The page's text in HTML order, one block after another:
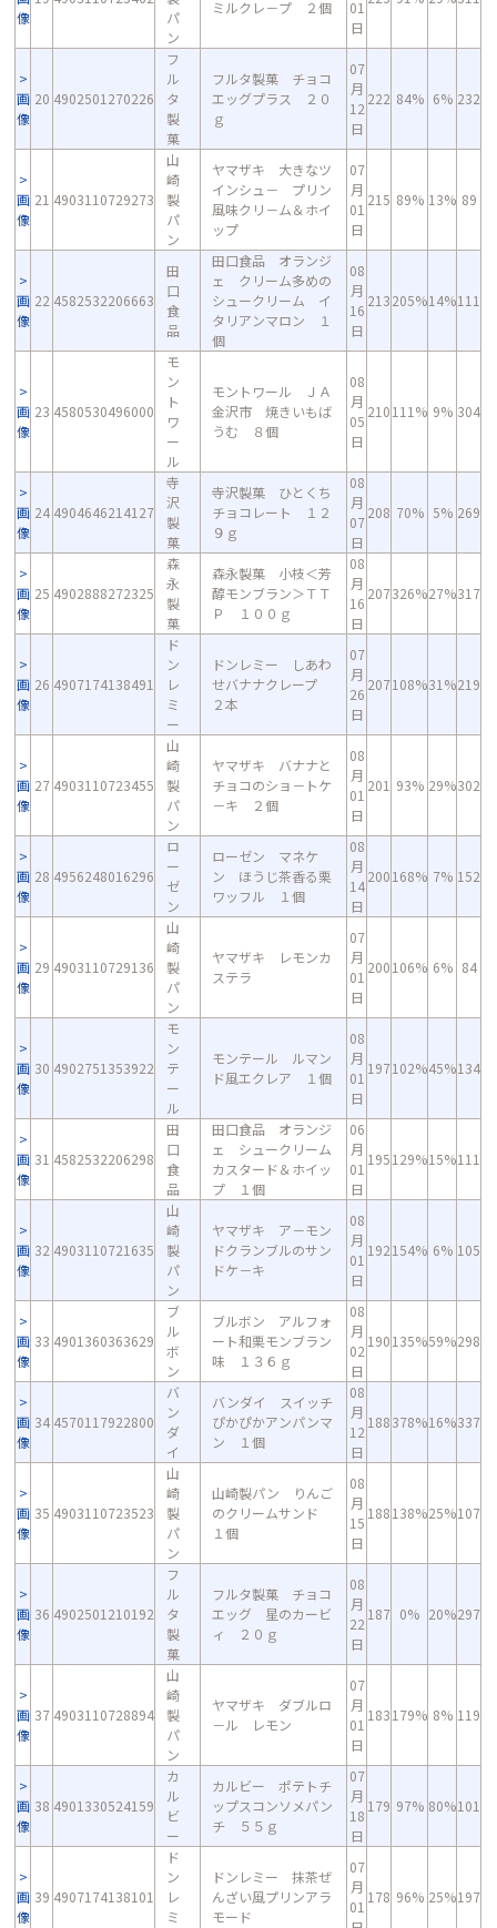
像
パ
ン
ミルクレ－プ ２個
01
日
画
像
20 4902501270226
フ
ル
タ
製
菓
フルタ製菓 チョコ
エッグプラス ２０
ｇ
07
月
12
日
222 84% 6% 232
画
像
21 4903110729273
山
崎
製
パ
ン
ヤマザキ 大きなツ
インシュ－ プリン
風味クリ－ム＆ホイ
ップ
07
月
01
日
215 89% 13% 89
画
像
22 4582532206663
田
口
食
品
田口食品 オランジ
ェ クリーム多めの
シュークリーム イ
タリアンマロン １
個
08
月
16
日
213205%14%111
画
像
23 4580530496000
モ
ン
ト
ワ
ー
ル
モントワール ＪＡ
金沢市 焼きいもば
うむ ８個
08
月
05
日
210111% 9% 304
画
像
24 4904646214127
寺
沢
製
菓
寺沢製菓 ひとくち
チョコレート １２
９ｇ
08
月
07
日
208 70% 5% 269
画
像
25 4902888272325
森
永
製
菓
森永製菓 小枝＜芳
醇モンブラン＞ＴＴ
Ｐ １００ｇ
08
月
16
日
207326%27%317
画
像
26 4907174138491
ド
ン
レ
ミ
ー
ドンレミー しあわ
せバナナクレープ
２本
07
月
26
日
207108%31%219
画
像
27 4903110723455
山
崎
製
パ
ン
ヤマザキ バナナと
チョコのショ－トケ
－キ ２個
08
月
01
日
201 93% 29%302
画
像
28 4956248016296
ロ
ー
ゼ
ン
ローゼン マネケ
ン ほうじ茶香る栗
ワッフル １個
08
月
14
日
200168% 7% 152
画
像
29 4903110729136
山
崎
製
パ
ン
ヤマザキ レモンカ
ステラ
07
月
01
日
200106% 6% 84
画
像
30 4902751353922
モ
ン
テ
ー
ル
モンテール ルマン
ド風エクレア １個
08
月
01
日
197102%45%134
画
像
31 4582532206298
田
口
食
品
田口食品 オランジ
ェ シュークリーム
カスタード＆ホイッ
プ １個
06
月
01
日
195129%15%111
画
像
32 4903110721635
山
崎
製
パ
ン
ヤマザキ ア－モン
ドクランブルのサン
ドケ－キ
08
月
01
日
192154% 6% 105
画
像
33 4901360363629
ブ
ル
ボ
ン
ブルボン アルフォ
ート和栗モンブラン
味 １３６ｇ
08
月
02
日
190135%59%298
画
像
34 4570117922800
バ
ン
ダ
イ
バンダイ スイッチ
ぴかぴかアンパンマ
ン １個
08
月
12
日
188378%16%337
画
像
35 4903110723523
山
崎
製
パ
ン
山崎製パン りんご
のクリームサンド
１個
08
月
15
日
188138%25%107
画
像
36 4902501210192
フ
ル
タ
製
菓
フルタ製菓 チョコ
エッグ 星のカービ
ィ ２０ｇ
08
月
22
日
187 0% 20%297
画
像
37 4903110728894
山
崎
製
パ
ン
ヤマザキ ダブルロ
－ル レモン
07
月
01
日
183179% 8% 119
画
像
38 4901330524159
カ
ル
ビ
ー
カルビー ポテトチ
ップスコンソメパン
チ ５５ｇ
07
月
18
日
179 97% 80%101
画
像
39 4907174138101
ド
ン
レ
ミ
ドンレミー 抹茶ぜ
んざい風プリンアラ
モード
07
月
01
178 96% 25%197